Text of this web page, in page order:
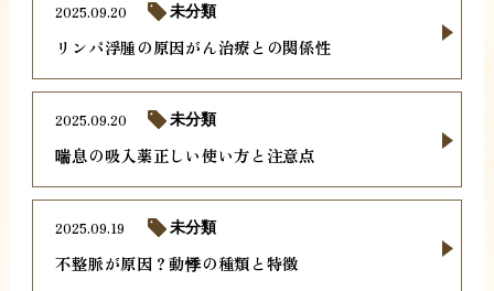
リンパ浮腫の原因がん治療との関係性
2025.09.20 未分類
喘息の吸入薬正しい使い方と注意点
2025.09.20 未分類
不整脈が原因？動悸の種類と特徴
2025.09.19 未分類